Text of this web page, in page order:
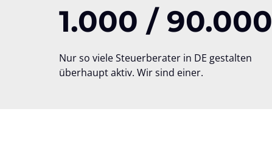
1.000 / 90.000
Nur so viele Steuerberater in DE gestalten
überhaupt aktiv. Wir sind einer.